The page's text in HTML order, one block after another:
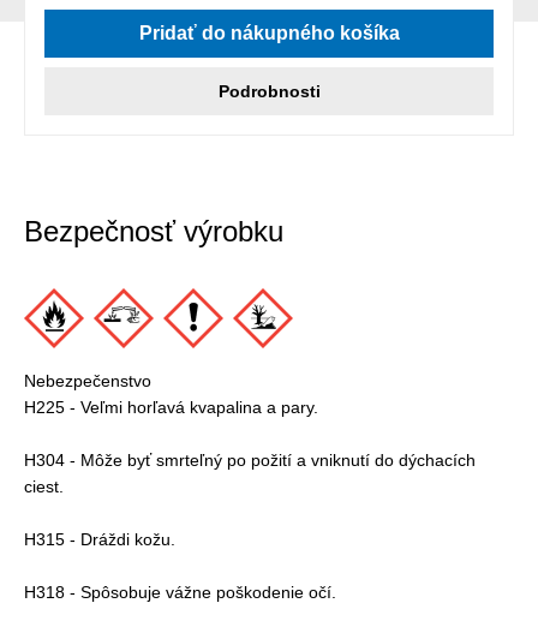
Pridať do nákupného košíka
Podrobnosti
Bezpečnosť výrobku
Nebezpečenstvo
H225 - Veľmi horľavá kvapalina a pary.
H304 - Môže byť smrteľný po požití a vniknutí do dýchacích
ciest.
H315 - Dráždi kožu.
H318 - Spôsobuje vážne poškodenie očí.